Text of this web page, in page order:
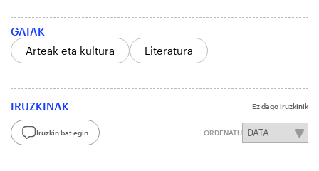
GAIAK
Arteak eta kultura
Literatura
IRUZKINAK Ez dago iruzkinik
Iruzkin bat egin ORDENATU